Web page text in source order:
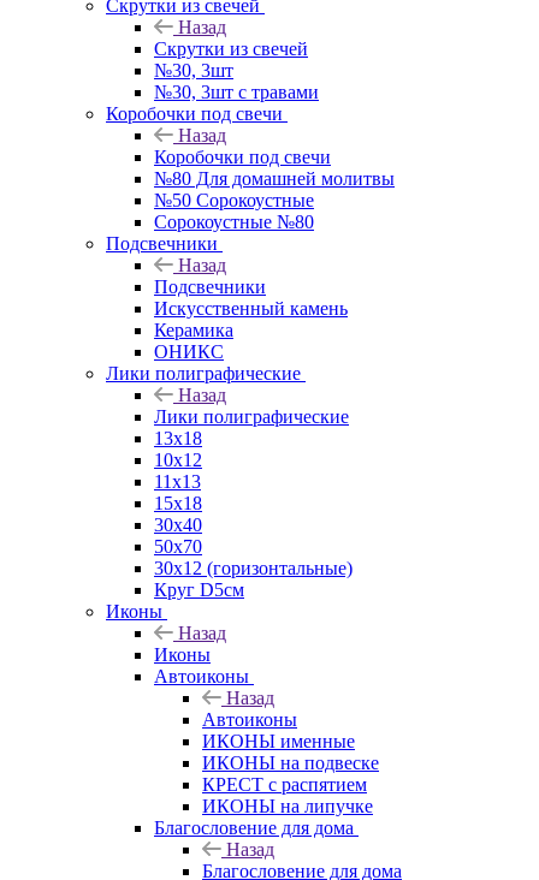
Скрутки из свечей
Назад
Скрутки из свечей
№30, 3шт
№30, 3шт с травами
Коробочки под свечи
Назад
Коробочки под свечи
№80 Для домашней молитвы
№50 Сорокоустные
Сорокоустные №80
Подсвечники
Назад
Подсвечники
Искусственный камень
Керамика
ОНИКС
Лики полиграфические
Назад
Лики полиграфические
13x18
10x12
11х13
15х18
30x40
50x70
30x12 (горизонтальные)
Круг D5см
Иконы
Назад
Иконы
Автоиконы
Назад
Автоиконы
ИКОНЫ именные
ИКОНЫ на подвеске
КРЕСТ с распятием
ИКОНЫ на липучке
Благословение для дома
Назад
Благословение для дома